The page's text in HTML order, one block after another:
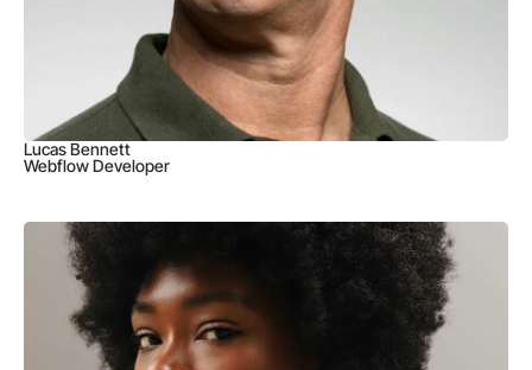
Lucas Bennett
Webflow Developer